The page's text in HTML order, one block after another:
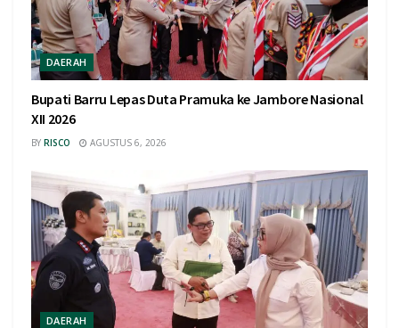
DAERAH
Bupati Barru Lepas Duta Pramuka ke Jambore Nasional
XII 2026
BY RISCO AGUSTUS 6, 2026
DAERAH